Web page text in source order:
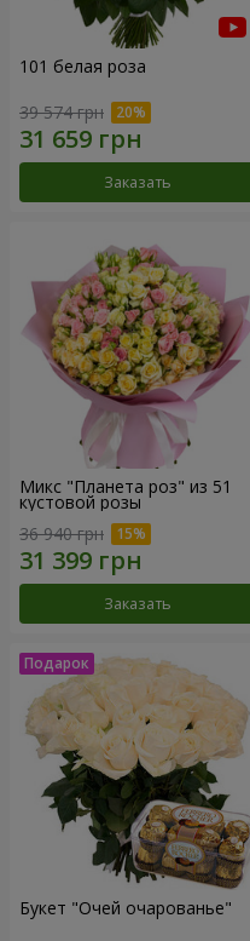
101 белая роза
39 574 грн
Заказать
Микс "Планета роз" из 51
кустовой розы
36 940 грн
Заказать
Букет "Очей очарованье"